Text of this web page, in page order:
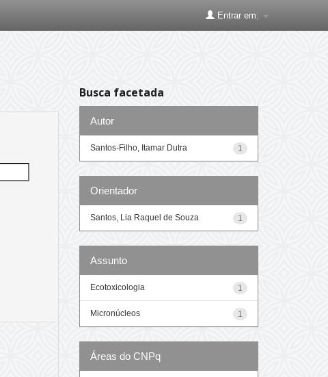
Entrar em:
Busca facetada
Autor
1
Santos-Filho, Itamar Dutra
Orientador
1
Santos, Lia Raquel de Souza
Assunto
1
Ecotoxicologia
1
Micronúcleos
Áreas do CNPq